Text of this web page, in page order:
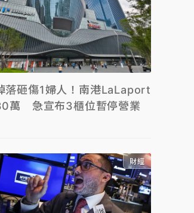
落砸傷1婦人！南港LaLaport
萬 急宣布3櫃位暫停營業
財經